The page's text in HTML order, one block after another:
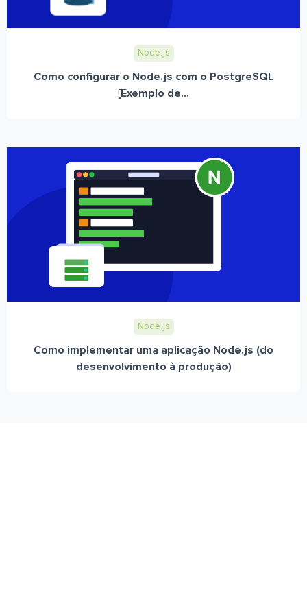
Node.js
Como configurar o Node.js com o PostgreSQL
[Exemplo de...
Node.js
Como implementar uma aplicação Node.js (do
desenvolvimento à produção)